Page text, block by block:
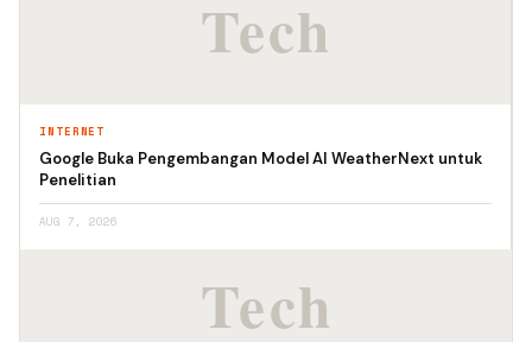
INTERNET
Google Buka Pengembangan Model AI WeatherNext untuk
Penelitian
AUG 7, 2026